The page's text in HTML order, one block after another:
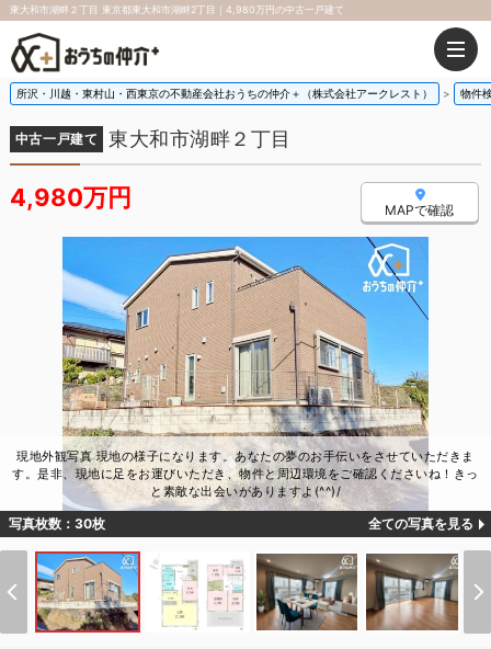
東大和市湖畔２丁目 東京都東大和市湖畔2丁目｜4,980万円の中古一戸建て
所沢・川越・東村山・西東京の不動産会社おうちの仲介＋（株式会社アークレスト） 物件
中古一戸建て 東大和市湖畔２丁目
4,980万円 MAPで確認
現地外観写真 現地の様子になります。あなたの夢のお手伝いをさせていただきま
す。是非、現地に足をお運びいただき、物件と周辺環境をご確認くださいね！きっ
と素敵な出会いがありますよ(^^)/
写真枚数：30枚 全ての写真を見る